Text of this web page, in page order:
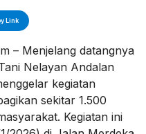
Link
– Menjelang datangnya
Nelayan Andalan
kegiatan
sekitar 1.500
Kegiatan ini